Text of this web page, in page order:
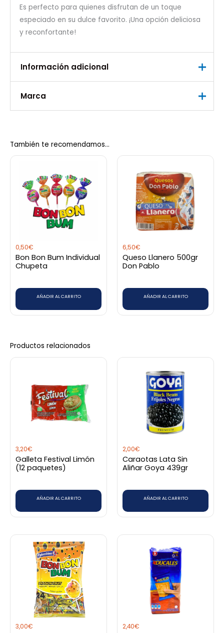
Es perfecto para quienes disfrutan de un toque
especiado en su dulce favorito. ¡Una opción deliciosa
y reconfortante!
Información adicional
Peso
Marca
corona
También te recomendamos…
0,50€
Bon Bon Bum Individual
Chupeta
AÑADIR AL CARRITO
6,50€
Queso Llanero 500gr
Don Pablo
AÑADIR AL CARRITO
Productos relacionados
3,20€
Galleta Festival Limón
(12 paquetes)
AÑADIR AL CARRITO
2,00€
Caraotas Lata Sin
Aliñar Goya 439gr
AÑADIR AL CARRITO
3,00€ 2,40€